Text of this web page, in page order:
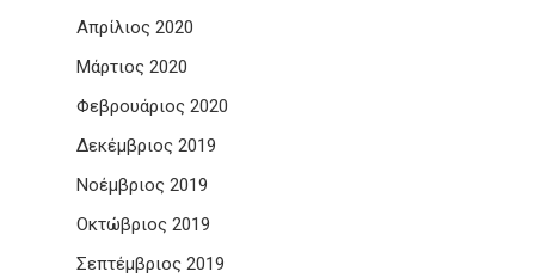
Απρίλιος 2020
Μάρτιος 2020
Φεβρουάριος 2020
Δεκέμβριος 2019
Νοέμβριος 2019
Οκτώβριος 2019
Σεπτέμβριος 2019